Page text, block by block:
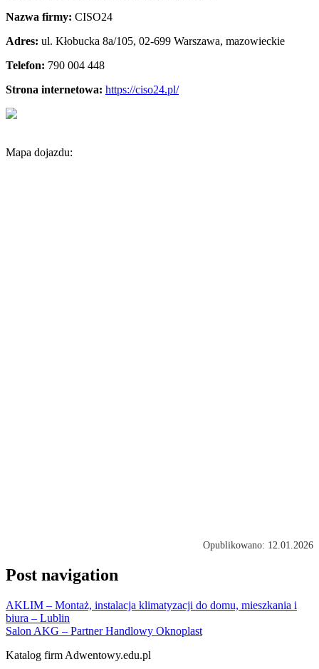
Nazwa firmy: CISO24
Adres: ul. Kłobucka 8a/105, 02-699 Warszawa, mazowieckie
Telefon: 790 004 448
Strona internetowa: https://ciso24.pl/
Mapa dojazdu:
Opublikowano: 12.01.2026
Post navigation
AKLIM – Montaż, instalacja klimatyzacji do domu, mieszkania i
biura – Lublin
Salon AKG – Partner Handlowy Oknoplast
Katalog firm Adwentowy.edu.pl